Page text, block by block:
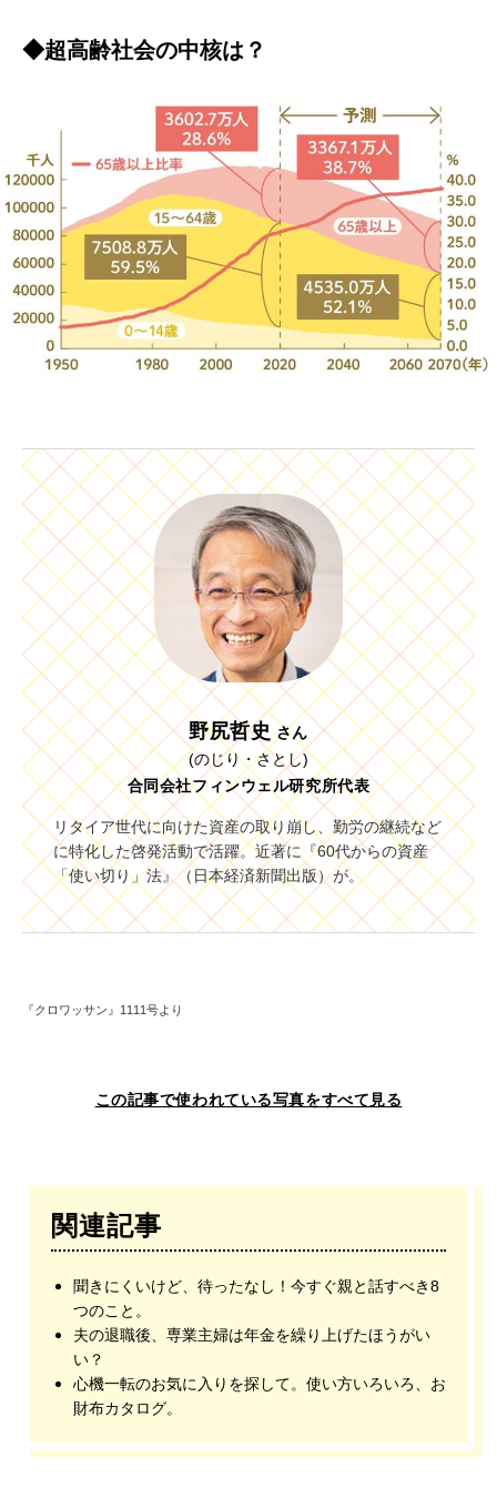
◆超高齢社会の中核は？
野尻哲史 さん
(のじり・さとし)
合同会社フィンウェル研究所代表
リタイア世代に向けた資産の取り崩し、勤労の継続など
に特化した啓発活動で活躍。近著に『60代からの資産
「使い切り」法』（日本経済新聞出版）が。
『クロワッサン』1111号より
この記事で使われている写真をすべて見る
関連記事
聞きにくいけど、待ったなし！今すぐ親と話すべき8
つのこと。
夫の退職後、専業主婦は年金を繰り上げたほうがい
い？
心機一転のお気に入りを探して。使い方いろいろ、お
財布カタログ。